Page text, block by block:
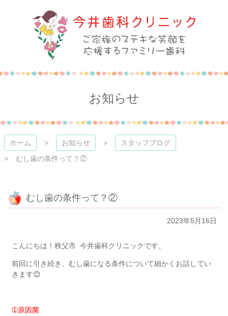
プ
今井歯科クリニック
お知らせ
ホーム お知らせ
スタッフブログ
むし歯の条件って？②
むし歯の条件って？②
2023年5月16日
こんにちは！秩父市 今井歯科クリニックです。
前回に引き続き、むし歯になる条件について細かくお話してい
きます😊
➀原因菌